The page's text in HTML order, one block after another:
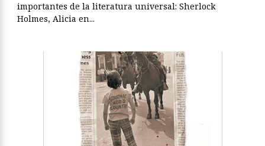
importantes de la literatura universal: Sherlock
Holmes, Alicia en...